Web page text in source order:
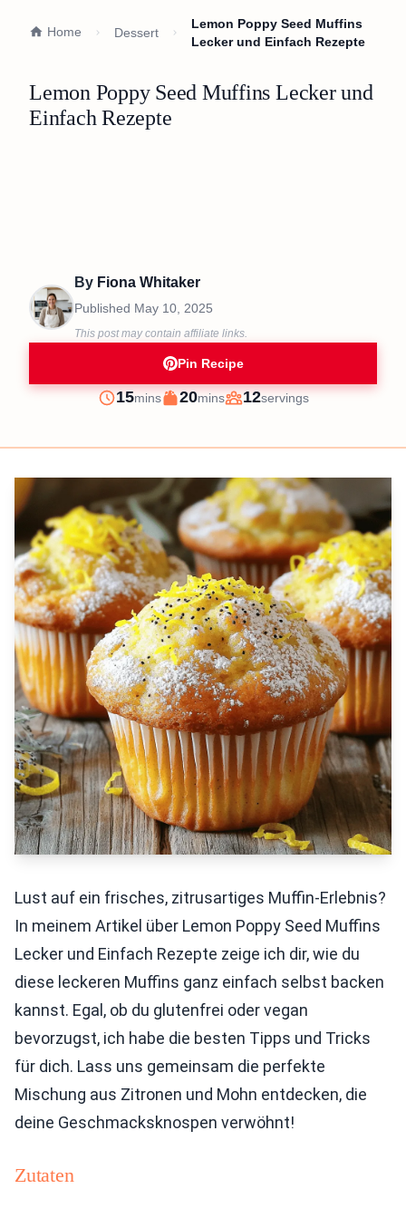
Home Dessert
Lemon Poppy Seed Muffins
Lecker und Einfach Rezepte
Lemon Poppy Seed Muffins Lecker und
Einfach Rezepte
By Fiona Whitaker
Published May 10, 2025
This post may contain affiliate links.
Pin Recipe
Prep
15minutes
mins
Cook
20minutes
mins
Servings
12servings
Lust auf ein frisches, zitrusartiges Muffin-Erlebnis?
In meinem Artikel über Lemon Poppy Seed Muffins
Lecker und Einfach Rezepte zeige ich dir, wie du
diese leckeren Muffins ganz einfach selbst backen
kannst. Egal, ob du glutenfrei oder vegan
bevorzugst, ich habe die besten Tipps und Tricks
für dich. Lass uns gemeinsam die perfekte
Mischung aus Zitronen und Mohn entdecken, die
deine Geschmacksknospen verwöhnt!
Zutaten